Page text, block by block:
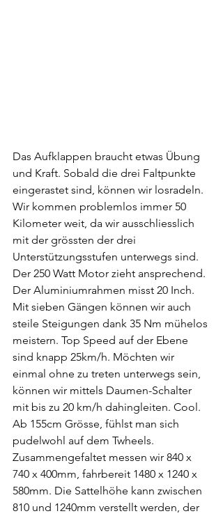
Das Aufklappen braucht etwas Übung
und Kraft. Sobald die drei Faltpunkte
eingerastet sind, können wir losradeln.
Wir kommen problemlos immer 50
Kilometer weit, da wir ausschliesslich
mit der grössten der drei
Unterstützungsstufen unterwegs sind.
Der 250 Watt Motor zieht ansprechend.
Der Aluminiumrahmen misst 20 Inch.
Mit sieben Gängen können wir auch
steile Steigungen dank 35 Nm mühelos
meistern. Top Speed auf der Ebene
sind knapp 25km/h. Möchten wir
einmal ohne zu treten unterwegs sein,
können wir mittels Daumen-Schalter
mit bis zu 20 km/h dahingleiten. Cool.
Ab 155cm Grösse, fühlst man sich
pudelwohl auf dem Twheels.
Zusammengefaltet messen wir 840 x
740 x 400mm, fahrbereit 1480 x 1240 x
580mm. Die Sattelhöhe kann zwischen
810 und 1240mm verstellt werden, der